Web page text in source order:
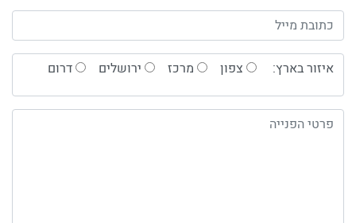
איזור בארץ: צפון מרכז ירושלים דרום